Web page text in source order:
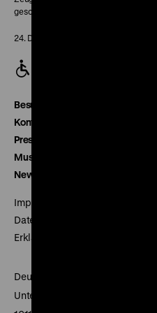
geschlossen
24. Dezember geschlossen
Besucherservice
Kontakt
Presse
Museumsverein
Newsletter
Impressum
Datenschutz
Erklärung digitale Barrierefreiheit
Deutsches Historisches Museum
Unter den Linden 2